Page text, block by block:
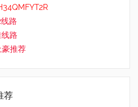
路
路
推荐
荐